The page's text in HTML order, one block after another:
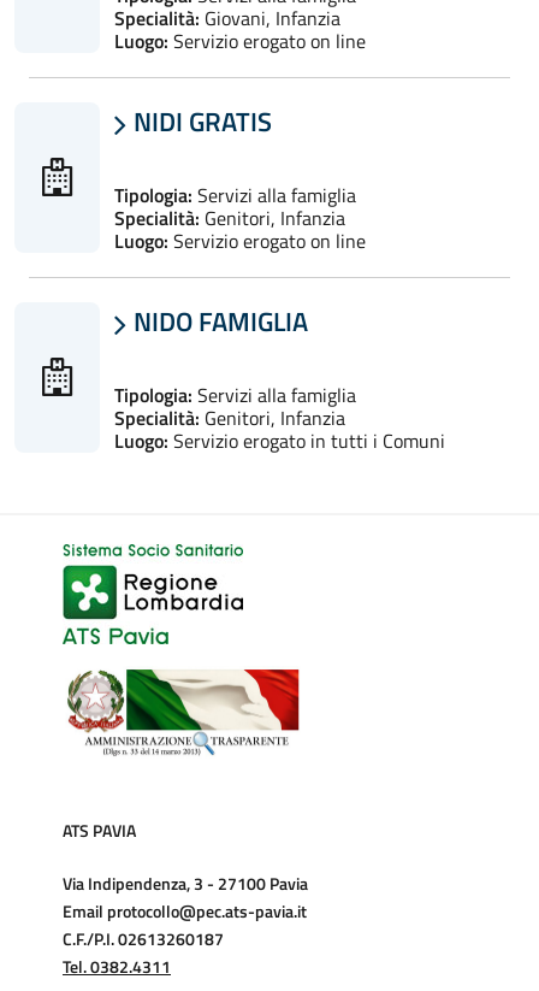
Specialità: Giovani, Infanzia
Luogo: Servizio erogato on line
 NIDI GRATIS
Tipologia: Servizi alla famiglia
Specialità: Genitori, Infanzia
Luogo: Servizio erogato on line
 NIDO FAMIGLIA
Tipologia: Servizi alla famiglia
Specialità: Genitori, Infanzia
Luogo: Servizio erogato in tutti i Comuni
ATS PAVIA
Via Indipendenza, 3 - 27100 Pavia
Email protocollo@pec.ats-pavia.it
C.F./P.I. 02613260187
Tel. 0382.4311